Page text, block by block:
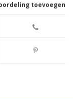
toevoegen